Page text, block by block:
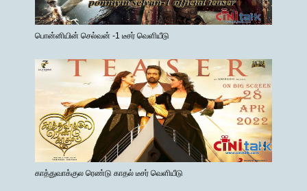
பொன்னியின் செல்வன் -1 டீசர் வெளியீடு
காத்துவாக்குல ரெண்டு காதல் டீசர் வெளியீடு